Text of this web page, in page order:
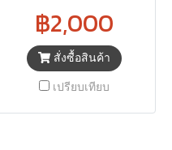
฿2,000
สั่งซื้อสินค้า
เปรียบเทียบ